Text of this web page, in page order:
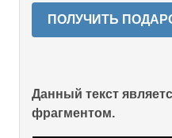
ПОЛУЧИТЬ
Данный текст
фрагментом.